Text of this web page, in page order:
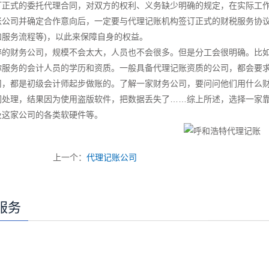
式的委托代理合同，对双方的权利、义务缺少明确的规定，在实际工
司并确定合作意向后，一定要与代理记账机构签订正式的财税服务协
务流程等)，以此来保障自身的权益。
财务公司，规模不会太大，人员也不会很多。但是分工会很明确。比
务的会计人员的学历和资质。一般具备代理记账资质的公司，都会要
都是初级会计师起步做账的。了解一家财务公司，要问问他们用什么
理，结果因为使用盗版软件，把数据丢失了……综上所述，选择一家
家公司的各类软硬件等。
上一个：代理记账公司
务